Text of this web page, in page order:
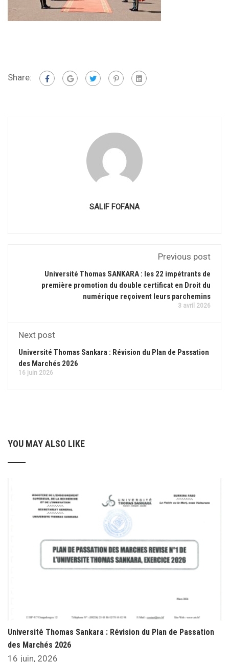
Share:
SALIF FOFANA
Previous post
Université Thomas SANKARA : les 22 impétrants de
première promotion du double certificat en Droit du
numérique reçoivent leurs parchemins
3 avril 2026
Next post
Université Thomas Sankara : Révision du Plan de Passation
des Marchés 2026
16 juin 2026
YOU MAY ALSO LIKE
Université Thomas Sankara : Révision du Plan de Passation
des Marchés 2026
16 juin, 2026